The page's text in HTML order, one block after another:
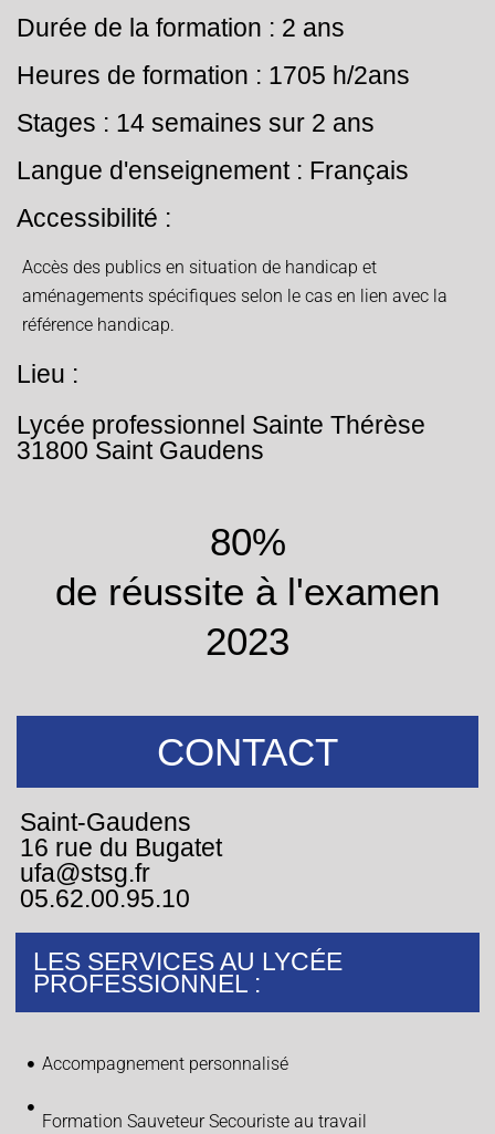
Durée de la formation : 2 ans
Heures de formation : 1705 h/2ans
Stages : 14 semaines sur 2 ans
Langue d'enseignement : Français
Accessibilité :
Accès des publics en situation de handicap et
aménagements spécifiques selon le cas en lien avec la
référence handicap.
Lieu :
Lycée professionnel Sainte Thérèse
31800 Saint Gaudens
80%
de réussite à l'examen
2023
CONTACT
Saint-Gaudens
16 rue du Bugatet
ufa@stsg.fr
05.62.00.95.10
LES SERVICES AU LYCÉE
PROFESSIONNEL :
Accompagnement personnalisé
Formation Sauveteur Secouriste au travail